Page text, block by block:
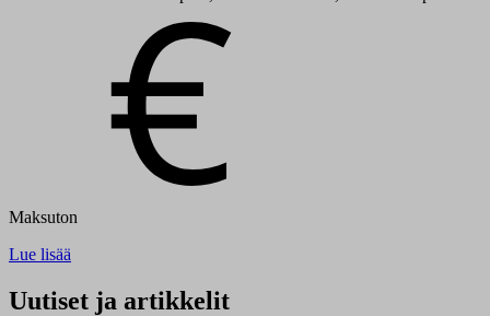
Maksuton
Lue lisää
Uutiset ja artikkelit